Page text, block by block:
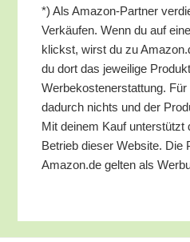
*) Als Ama­zon-Part­ner
Ver­käu­fen. Wenn du auf
klickst, wirst du zu
du dort das jewei­li­ge
Wer­be­kos­ten­er­stat­tung.
dadurch nichts und der
Mit dei­nem Kauf unter­stützt
Betrieb die­ser Web­site. Die
Amazon.de gel­ten als